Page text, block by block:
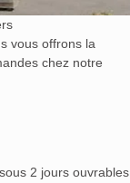
vous offrons la
chez notre
2 jours ouvrables